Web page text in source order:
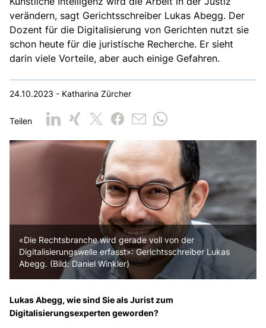
verändern, sagt Gerichtsschreiber Lukas Abegg. Der
Dozent für die Digitalisierung von Gerichten nutzt sie
schon heute für die juristische Recherche. Er sieht
darin viele Vorteile, aber auch einige Gefahren.
24.10.2023 - Katharina Zürcher
Teilen
«Die Rechtsbranche wird gerade voll von der
Digitalisierungswelle erfasst»: Gerichtsschreiber Lukas
Abegg. (Bild: Daniel Winkler)
Lukas Abegg, wie sind Sie als Jurist zum
Digitalisierungsexperten geworden?